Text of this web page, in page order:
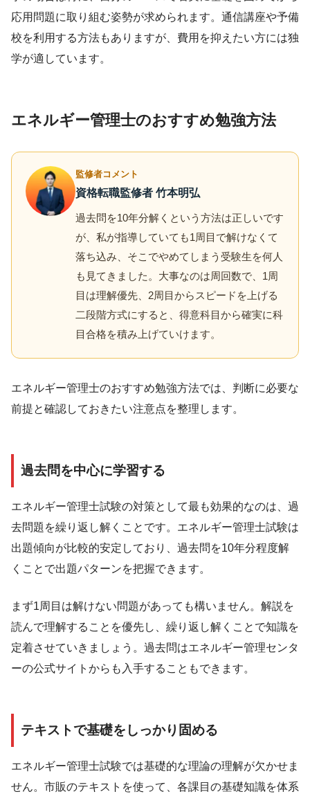
応用問題に取り組む姿勢が求められます。通信講座や予備
校を利用する方法もありますが、費用を抑えたい方には独
学が適しています。
エネルギー管理士のおすすめ勉強方法
監修者コメント
資格転職監修者 竹本明弘
過去問を10年分解くという方法は正しいです
が、私が指導していても1周目で解けなくて
落ち込み、そこでやめてしまう受験生を何人
も見てきました。大事なのは周回数で、1周
目は理解優先、2周目からスピードを上げる
二段階方式にすると、得意科目から確実に科
目合格を積み上げていけます。
エネルギー管理士のおすすめ勉強方法では、判断に必要な
前提と確認しておきたい注意点を整理します。
過去問を中心に学習する
エネルギー管理士試験の対策として最も効果的なのは、過
去問題を繰り返し解くことです。エネルギー管理士試験は
出題傾向が比較的安定しており、過去問を10年分程度解
くことで出題パターンを把握できます。
まず1周目は解けない問題があっても構いません。解説を
読んで理解することを優先し、繰り返し解くことで知識を
定着させていきましょう。過去問はエネルギー管理センタ
ーの公式サイトからも入手することもできます。
テキストで基礎をしっかり固める
エネルギー管理士試験では基礎的な理論の理解が欠かせま
せん。市販のテキストを使って、各課目の基礎知識を体系